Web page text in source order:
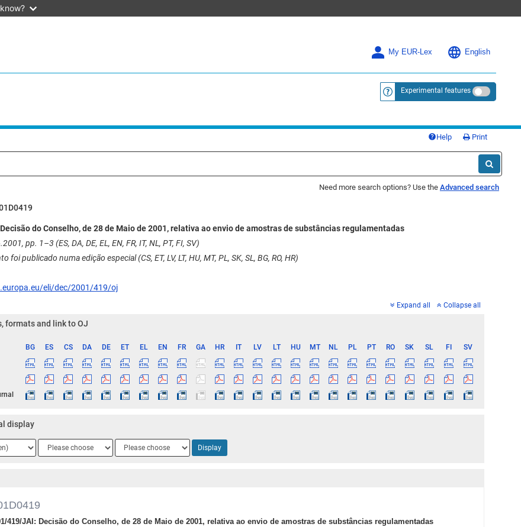
My EUR-Lex English
<a href="https://eur-lex.europa.eu/
Experimental features
Help Print
Need more search options? Use the Advanced search
do Conselho, de 28 de Maio de 2001, relativa ao envio de amostras de substâncias regulamentadas
pp. 1–3 (ES, DA, DE, EL, EN, FR, IT, NL, PT, FI, SV)
foi publicado numa edição especial (CS, ET, LV, LT, HU, MT, PL, SK, SL, BG, RO, HR)
eli/dec/2001/419/oj
Expand all Collapse all
formats and link to OJ
BG ES CS DA DE ET EL EN FR GA HR IT LV LT HU MT NL PL PT RO SK SL FI
SV
display
Language
2
Language
3
Display
419/JAI: Decisão do Conselho, de 28 de Maio de 2001, relativa ao envio de amostras de substâncias regulamentadas